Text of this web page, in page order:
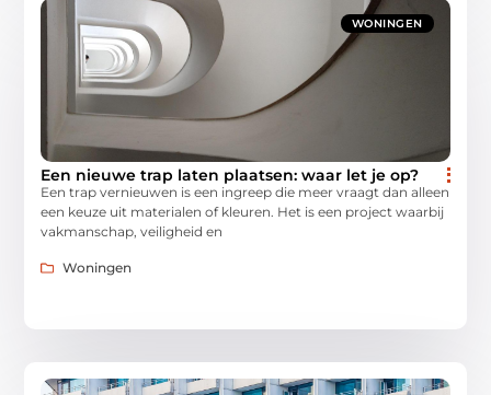
WONINGEN
Een nieuwe trap laten plaatsen: waar let je op?
Een trap vernieuwen is een ingreep die meer vraagt dan alleen
een keuze uit materialen of kleuren. Het is een project waarbij
vakmanschap, veiligheid en
Woningen